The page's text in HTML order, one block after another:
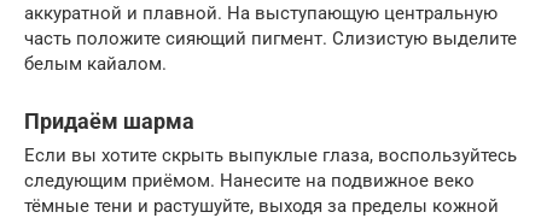
аккуратной и плавной. На выступающую центральную
часть положите сияющий пигмент. Слизистую выделите
белым кайалом.
Придаём шарма
Если вы хотите скрыть выпуклые глаза, воспользуйтесь
следующим приёмом. Нанесите на подвижное веко
тёмные тени и растушуйте, выходя за пределы кожной